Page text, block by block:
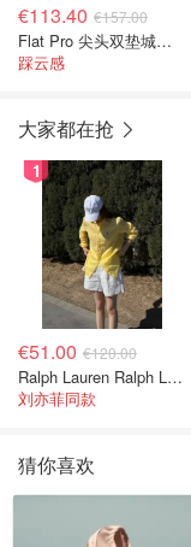
€113.40 €157.00
Flat Pro 尖头双垫城市平底鞋
踩云感
大家都在抢
1
€51.00 €120.00
Ralph Lauren Ralph Lauren 男童亚麻衬衫
刘亦菲同款
猜你喜欢